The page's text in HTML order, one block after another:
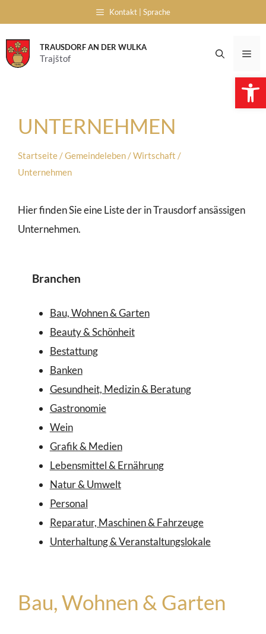
to
content
Kontakt | Sprache
TRAUSDORF AN DER WULKA
Trajštof
UNTERNEHMEN
Startseite /Gemeindeleben /Wirtschaft /
Unternehmen
Hier finden Sie eine Liste der in Trausdorf ansässigen
Unternehmen.
Branchen
Bau, Wohnen & Garten
Beauty & Schönheit
Bestattung
Banken
Gesundheit, Medizin & Beratung
Gastronomie
Wein
Grafik & Medien
Lebensmittel & Ernährung
Natur & Umwelt
Personal
Reparatur, Maschinen & Fahrzeuge
Unterhaltung & Veranstaltungslokale
Bau, Wohnen & Garten